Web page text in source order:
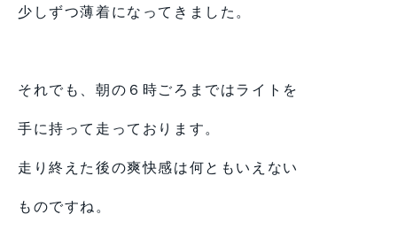
少しずつ薄着になってきました。
それでも、朝の６時ごろまではライトを
手に持って走っております。
走り終えた後の爽快感は何ともいえない
ものですね。